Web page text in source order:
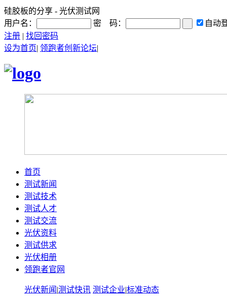
硅胶板的分享 - 光伏测试网
用户名：
密 码：
自动
注册 | 找回密码
设为首页| 领跑者创新论坛|
首页
测试新闻
测试技术
测试人才
测试交流
光伏资料
测试供求
光伏相册
领跑者官网
光伏新闻 |测试快讯 测试企业|标准动态